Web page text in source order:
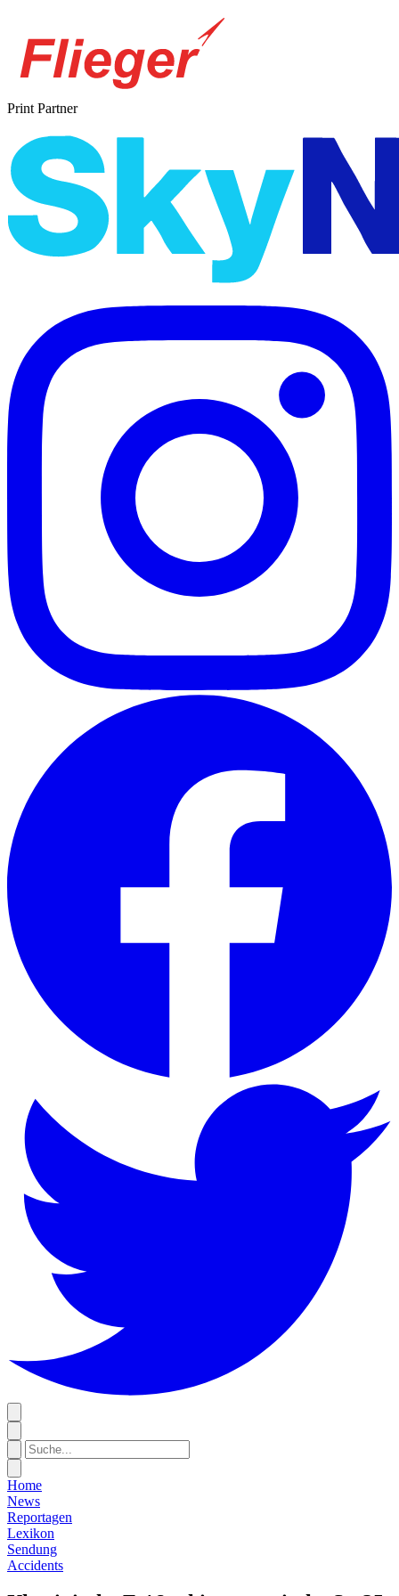
Print Partner
Home
News
Reportagen
Lexikon
Sendung
Accidents